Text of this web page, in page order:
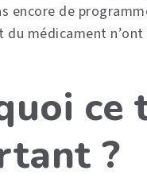
encore de
du médicament
?